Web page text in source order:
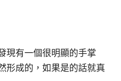
現有一個很明顯的手掌
形成的，如果是的話就真